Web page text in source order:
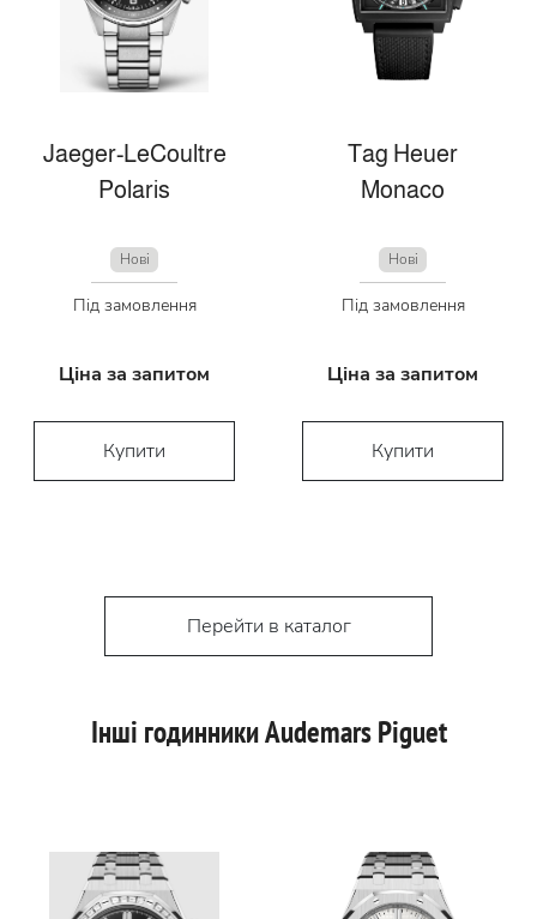
Jaeger-LeCoultre
Polaris
Нові
Під замовлення
Ціна за запитом
Купити
Tag Heuer
Monaco
Нові
Під замовлення
Ціна за запитом
Купити
Перейти в каталог
Інші годинники Audemars Piguet